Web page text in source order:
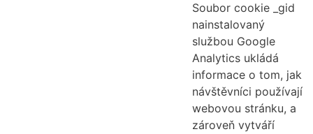
Soubor cookie _gid
nainstalovaný
službou Google
Analytics ukládá
informace o tom, jak
návštěvníci používají
webovou stránku, a
zároveň vytváří